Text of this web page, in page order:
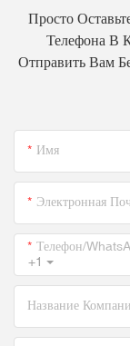
Просто
Телефона В
Отправить Вам
Имя
Электронная
+1
Телефон/
Название